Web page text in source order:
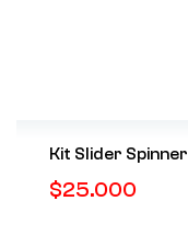
Kit Slider Spinner
$25.000